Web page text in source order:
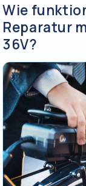
Wie
Reparatur
36V?